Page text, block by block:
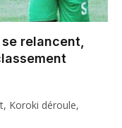
relancent,
Koroki déroule,